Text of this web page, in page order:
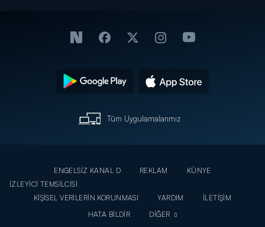
Tüm Uygulamalarımız
ENGELSİZ KANAL D REKLAM
KÜNYE
İZLEYİCİ TEMSİLCİSİ
KİŞİSEL VERİLERİN KORUNMASI
YARDIM
İLETİŞİM
HATA BİLDİR
DİĞER